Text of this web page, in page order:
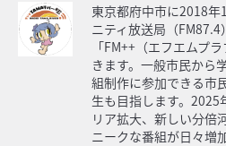
東京都府中市に2018年
ニティ放送局（
「FM++（エフエムプ
きます。一般市民から
組制作に参加できる市
生も目指します。2025
リア拡大、新しい分倍
ニークな番組が日々増